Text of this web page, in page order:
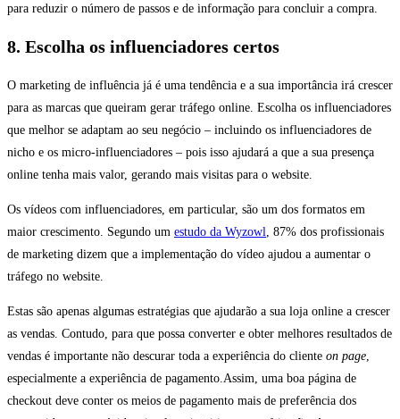
para reduzir o número de passos e de informação para concluir a compra.
8. Escolha os influenciadores certos
O marketing de influência já é uma tendência e a sua importância irá crescer
para as marcas que queiram gerar tráfego online. Escolha os influenciadores
que melhor se adaptam ao seu negócio – incluindo os influenciadores de
nicho e os micro-influenciadores – pois isso ajudará a que a sua presença
online tenha mais valor, gerando mais visitas para o website.
Os vídeos com influenciadores, em particular, são um dos formatos em
maior crescimento. Segundo um estudo da Wyzowl
, 87% dos profissionais
de marketing dizem que a implementação do vídeo ajudou a aumentar o
tráfego no website.
Estas são apenas algumas estratégias que ajudarão a sua loja online a crescer
as vendas. Contudo, para que possa converter e obter melhores resultados de
vendas é importante não descurar toda a experiência do cliente on page
especialmente a experiência de pagamento.Assim, uma boa página de
checkout deve conter os meios de pagamento mais de preferência dos